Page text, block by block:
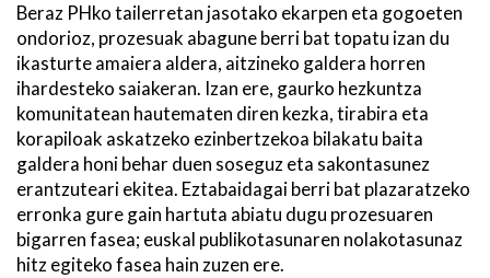
Beraz PHko tailerretan jasotako ekarpen eta gogoeten
ondorioz, prozesuak abagune berri bat topatu izan du
ikasturte amaiera aldera, aitzineko galdera horren
ihardesteko saiakeran. Izan ere, gaurko hezkuntza
komunitatean hautematen diren kezka, tirabira eta
korapiloak askatzeko ezinbertzekoa bilakatu baita
galdera honi behar duen soseguz eta sakontasunez
erantzuteari ekitea. Eztabaidagai berri bat plazaratzeko
erronka gure gain hartuta abiatu dugu prozesuaren
bigarren fasea; euskal publikotasunaren nolakotasunaz
hitz egiteko fasea hain zuzen ere.